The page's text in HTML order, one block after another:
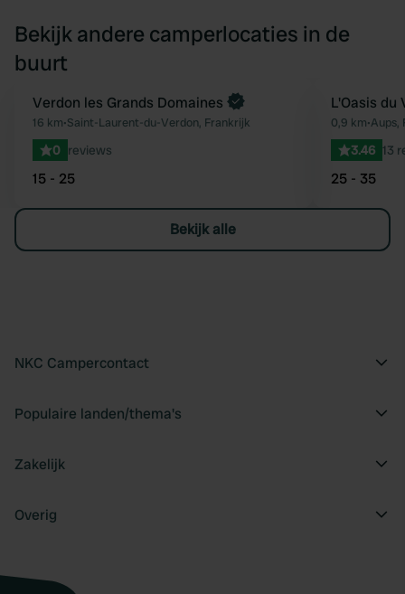
Bekijk andere camperlocaties in de
buurt
Favoriet
Boek direct
Verdon les Grands Domaines
16 km•Saint-Laurent-du-Verdon, Frankrijk
0 reviews
15 - 25
L'Oasis du
0,9 km•Aups,
3.46 13
25 - 35
Bekijk alle
NKC Campercontact
Populaire landen/thema's
Zakelijk
Overig